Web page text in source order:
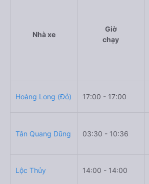
Nhà xe
Giờ
chạy
Hoàng Long (Đỏ) 17:00 - 17:00
Tân Quang Dũng 03:30 - 10:36
Lộc Thủy 14:00 - 14:00